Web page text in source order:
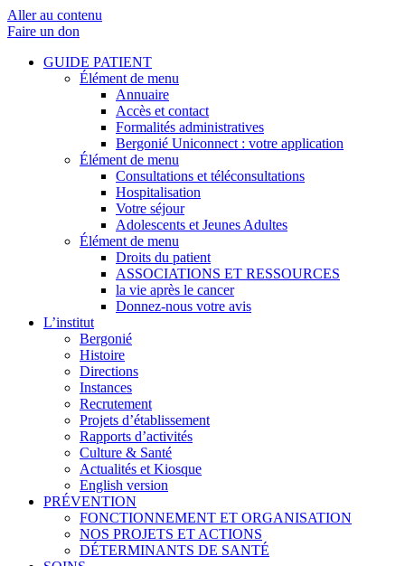
Aller au contenu
Faire un don
GUIDE PATIENT
Élément de menu
Annuaire
Accès et contact
Formalités administratives
Bergonié Uniconnect : votre application
Élément de menu
Consultations et téléconsultations
Hospitalisation
Votre séjour
Adolescents et Jeunes Adultes
Élément de menu
Droits du patient
ASSOCIATIONS ET RESSOURCES
la vie après le cancer
Donnez-nous votre avis
L’institut
Bergonié
Histoire
Directions
Instances
Recrutement
Projets d’établissement
Rapports d’activités
Culture & Santé
Actualités et Kiosque
English version
PRÉVENTION
FONCTIONNEMENT ET ORGANISATION
NOS PROJETS ET ACTIONS
DÉTERMINANTS DE SANTÉ